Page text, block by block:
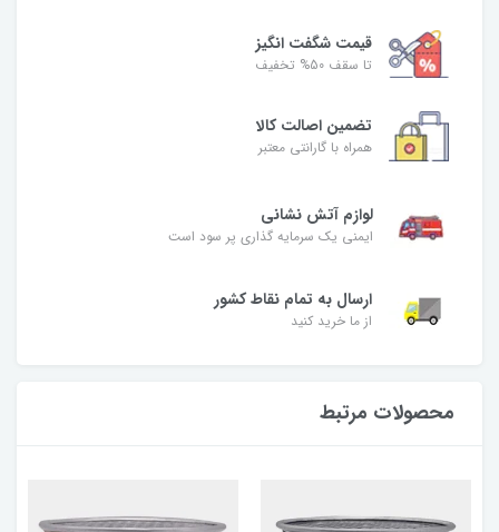
قیمت شگفت‌ انگیز
تا سقف 50% تخفیف
تضمین اصالت کالا
همراه با گارانتی معتبر
لوازم آتش نشانی
ایمنی یک سرمایه گذاری پر سود است
ارسال به تمام نقاط کشور
از ما خرید کنید
محصولات مرتبط